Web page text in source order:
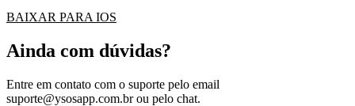
BAIXAR PARA IOS
Ainda com dúvidas?
Entre em contato com o suporte pelo email
suporte@ysosapp.com.brou pelo chat.